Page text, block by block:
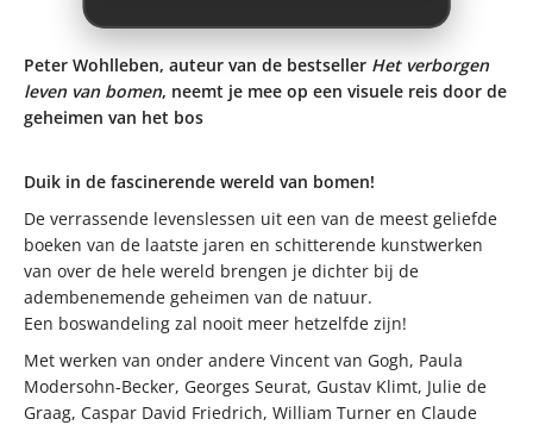
Peter Wohlleben, auteur van de bestseller Het verborgen
leven van bomen, neemt je mee op een visuele reis door de
geheimen van het bos
Duik in de fascinerende wereld van bomen!
De verrassende levenslessen uit een van de meest geliefde
boeken van de laatste jaren en schitterende kunstwerken
van over de hele wereld brengen je dichter bij de
adembenemende geheimen van de natuur.
Een boswandeling zal nooit meer hetzelfde zijn!
Met werken van onder andere Vincent van Gogh, Paula
Modersohn-Becker, Georges Seurat, Gustav Klimt, Julie de
Graag, Caspar David Friedrich, William Turner en Claude